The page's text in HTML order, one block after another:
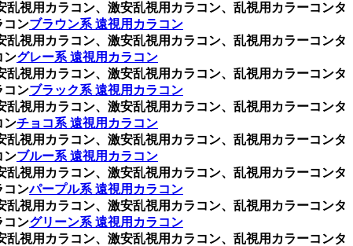
視用カラコン、激安乱視用カラコン、乱視用カラーコンタ
コンブラウン系 遠視用カラコン
視用カラコン、激安乱視用カラコン、乱視用カラーコンタ
ングレー系 遠視用カラコン
視用カラコン、激安乱視用カラコン、乱視用カラーコンタ
コンブラック系 遠視用カラコン
視用カラコン、激安乱視用カラコン、乱視用カラーコンタ
ンチョコ系 遠視用カラコン
視用カラコン、激安乱視用カラコン、乱視用カラーコンタ
ンブルー系 遠視用カラコン
視用カラコン、激安乱視用カラコン、乱視用カラーコンタ
コンパープル系 遠視用カラコン
視用カラコン、激安乱視用カラコン、乱視用カラーコンタ
コングリーン系 遠視用カラコン
視用カラコン、激安乱視用カラコン、乱視用カラーコンタ